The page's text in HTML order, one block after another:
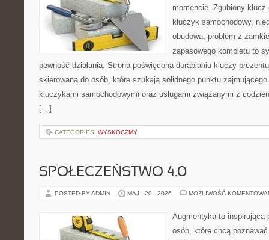
momencie. Zgubiony
kluczyk samochodowy,
obudowa, problem z
zapasowego kompletu to
pewność działania. Strona poświęcona dorabianiu kluczy
skierowaną do osób, które szukają solidnego punktu
kluczykami samochodowymi oraz usługami związanymi z
[…]
CATEGORIES: WYSKOCZMY
SPOŁECZEŃSTWO 4.0
POSTED BY ADMIN MAJ - 20 - 2026 MOŻLIWOŚĆ
Augmentyka to inspirująca
osób, które chcą